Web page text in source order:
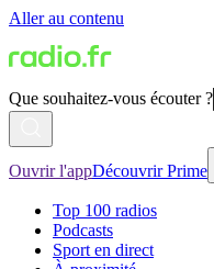
Aller au contenu
Que souhaitez-vous écouter ?
Ouvrir l'appDécouvrir Prime
Top 100 radios
Podcasts
Sport en direct